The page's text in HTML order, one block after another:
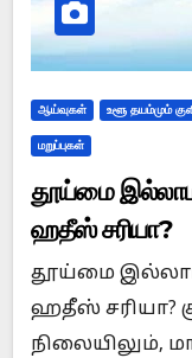
ஆய்வுகள் உளூ தயம்மும்
மறுப்புகள்
தூய்மை
ஹதீஸ் சரியா?
தூய்மை
ஹதீஸ் சரியா?
நிலையிலும்,